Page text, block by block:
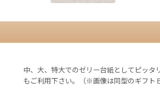
中、大、特大でのゼリー台紙としてピッタ
もご利用下さい。（※画像は同型のギフト